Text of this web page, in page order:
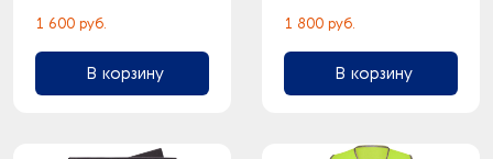
1 600 руб.
В корзину
1 800 руб.
В корзину